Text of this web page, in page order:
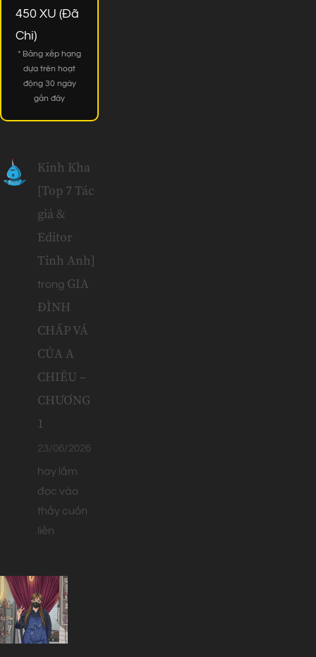
450 XU (Đã
Chi)
* Bảng xếp hạng
dựa trên hoạt
động 30 ngày
gần đây
Kinh Kha
[Top 7 Tác
giả &
Editor
Tinh Anh]
trong GIA
ĐÌNH
CHẤP VÁ
CỦA A
CHIÊU –
CHƯƠNG
1
23/06/2026
hay lắm
đọc vào
thấy cuốn
liền